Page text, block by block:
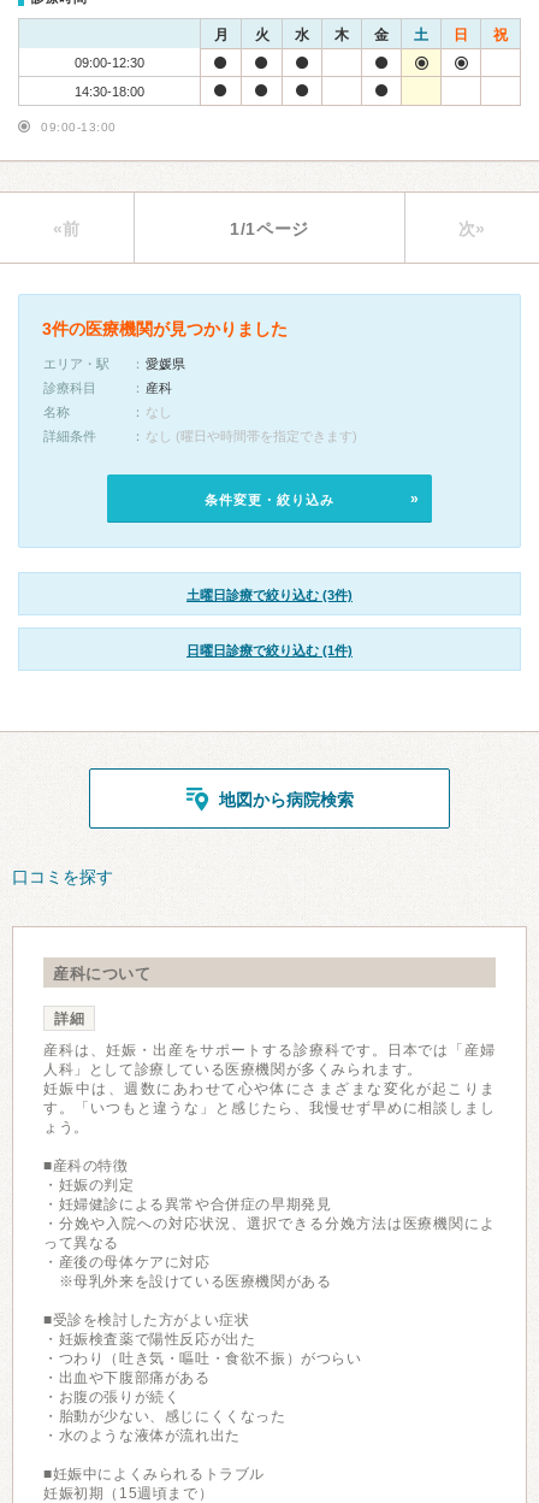
月 火 水 木 金 土 日 祝
09:00-12:30
14:30-18:00
09:00-13:00
«前 1/1ページ 次»
3件の医療機関が見つかりました
エリア・駅
愛媛県
診療科目
産科
名称
なし
詳細条件
なし (曜日や時間帯を指定できます)
条件変更・絞り込み
土曜日診療で絞り込む (3件)
日曜日診療で絞り込む (1件)
地図から病院検索
口コミを探す
産科について
詳細
産科は、妊娠・出産をサポートする診療科です。日本では「産婦
人科」として診療している医療機関が多くみられます。
妊娠中は、週数にあわせて心や体にさまざまな変化が起こりま
す。「いつもと違うな」と感じたら、我慢せず早めに相談しまし
ょう。
■産科の特徴
・妊娠の判定
・妊婦健診による異常や合併症の早期発見
・分娩や入院への対応状況、選択できる分娩方法は医療機関によ
って異なる
・産後の母体ケアに対応
※母乳外来を設けている医療機関がある
■受診を検討した方がよい症状
・妊娠検査薬で陽性反応が出た
・つわり（吐き気・嘔吐・食欲不振）がつらい
・出血や下腹部痛がある
・お腹の張りが続く
・胎動が少ない、感じにくくなった
・水のような液体が流れ出た
■妊娠中によくみられるトラブル
妊娠初期（15週頃まで）